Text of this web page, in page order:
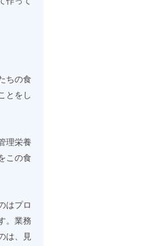
ちの食
とをし
理栄養
この食
はプロ
。業務
は、見